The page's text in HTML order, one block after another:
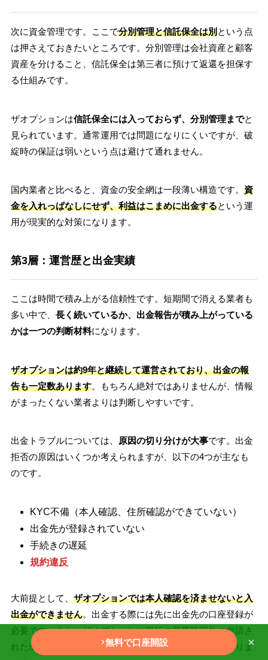
次に資金管理です。ここで分別管理と信託保全は別という点
は押さえておきたいところです。分別管理は会社資産と顧客
資産を分けること、信託保全は第三者に預けて返還を担保す
る仕組みです。
ザオプションは信託保全には入っておらず、分別管理までと
見られています。通常運用では問題になりにくいですが、破
綻時の保証は弱いという点は避けて通れません。
国内業者と比べると、資金の安全網は一段薄い構造です。 資
金を入れっぱなしにせず、利益はこまめに出金するという運
用が現実的な対策になります。
第3層：運営歴と出金実績
ここは時間で積み上がる信頼性です。短期間で消える業者も
多い中で、 長く続いているか、出金報告が積み上がっている
かは一つの判断材料になります。
ザオプションは約9年と継続して運営されており、出金の報
告も一定数あります。もちろん絶対ではありませんが、情報
がまったくない業者よりは判断しやすいです。
出金トラブルについては、 原因の切り分けが大事です。出金
拒否の原因はいくつか考えられますが、以下の4つが主なも
のです。
KYC不備（本人確認、住所確認ができていない）
出金先が登録されていない
手続きの遅延
規約違反
大前提として、 ザオプションでは本人確認を済ませないと入
出金ができません。出金する際には先に出金先の口座登録が
必要です。また、ザオプションや銀行の営業時間外に申請さ
れた出金は翌営業日以降の対応になるケースも少なくありま
無料で口座開設 ×